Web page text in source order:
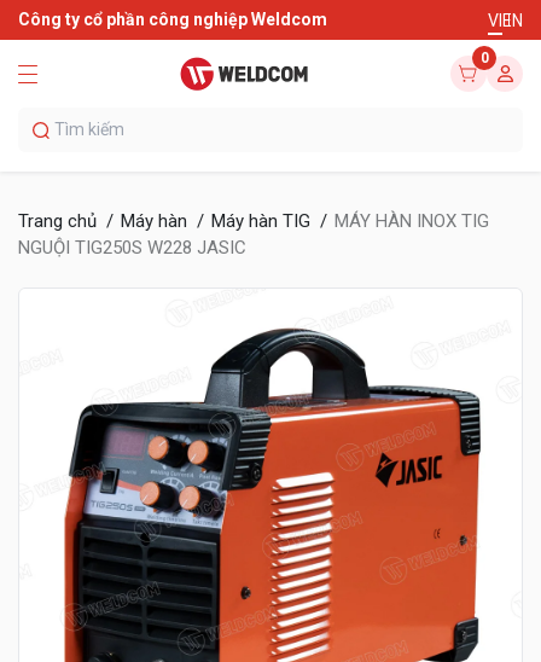
Công ty cổ phần công nghiệp Weldcom VIEN
0
Trang chủ Máy hàn Máy hàn TIG
MÁY HÀN INOX TIG
NGUỘI TIG250S W228 JASIC